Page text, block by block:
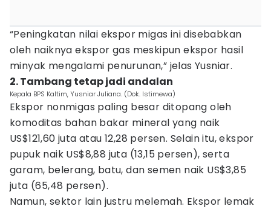
“Peningkatan nilai ekspor migas ini disebabkan
oleh naiknya ekspor gas meskipun ekspor hasil
minyak mengalami penurunan,” jelas Yusniar.
2. Tambang tetap jadi andalan
Kepala BPS Kaltim, Yusniar Juliana. (Dok. Istimewa)
Ekspor nonmigas paling besar ditopang oleh
komoditas bahan bakar mineral yang naik
US$121,60 juta atau 12,28 persen. Selain itu, ekspor
pupuk naik US$8,88 juta (13,15 persen), serta
garam, belerang, batu, dan semen naik US$3,85
juta (65,48 persen).
Namun, sektor lain justru melemah. Ekspor lemak